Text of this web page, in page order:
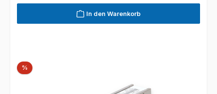
In den Warenkorb
%Rabatt